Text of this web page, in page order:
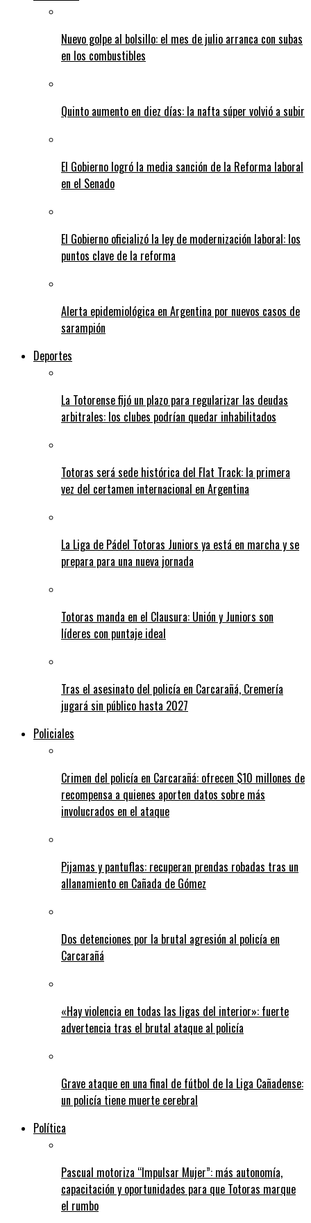
Nuevo golpe al bolsillo: el mes de julio arranca con subas
en los combustibles
Quinto aumento en diez días: la nafta súper volvió a subir
El Gobierno logró la media sanción de la Reforma laboral
en el Senado
El Gobierno oficializó la ley de modernización laboral: los
puntos clave de la reforma
Alerta epidemiológica en Argentina por nuevos casos de
sarampión
Deportes
La Totorense fijó un plazo para regularizar las deudas
arbitrales: los clubes podrían quedar inhabilitados
Totoras será sede histórica del Flat Track: la primera
vez del certamen internacional en Argentina
La Liga de Pádel Totoras Juniors ya está en marcha y se
prepara para una nueva jornada
Totoras manda en el Clausura: Unión y Juniors son
líderes con puntaje ideal
Tras el asesinato del policía en Carcarañá, Cremería
jugará sin público hasta 2027
Policiales
Crimen del policía en Carcarañá: ofrecen $10 millones de
recompensa a quienes aporten datos sobre más
involucrados en el ataque
Pijamas y pantuflas: recuperan prendas robadas tras un
allanamiento en Cañada de Gómez
Dos detenciones por la brutal agresión al policía en
Carcarañá
«Hay violencia en todas las ligas del interior»: fuerte
advertencia tras el brutal ataque al policía
Grave ataque en una final de fútbol de la Liga Cañadense:
un policía tiene muerte cerebral
Política
Pascual motoriza “Impulsar Mujer”: más autonomía,
capacitación y oportunidades para que Totoras marque
el rumbo